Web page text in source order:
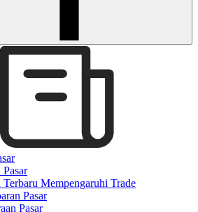
Terbaru Mempengaruhi Trade
Pasar
Pasar